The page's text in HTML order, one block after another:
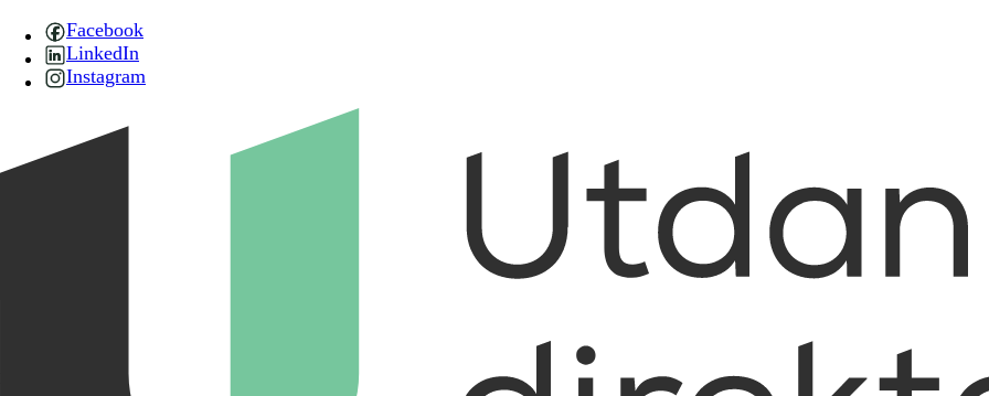
Facebook
LinkedIn
Instagram